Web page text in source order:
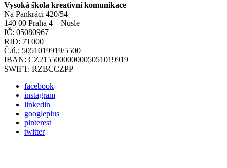
Vysoká škola kreativní komunikace
Na Pankráci 420/54
140 00 Praha 4 – Nusle
IČ: 05080967
RID: 7T000
Č.ú.: 5051019919/5500
IBAN: CZ2155000000005051019919
SWIFT: RZBCCZPP
facebook
instagram
linkedin
googleplus
pinterest
twitter